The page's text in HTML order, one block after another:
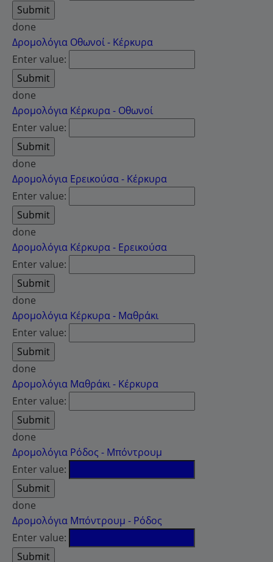
done
Δρομολόγια Οθωνοί - Κέρκυρα
Enter value:
done
Δρομολόγια Κέρκυρα - Οθωνοί
Enter value:
done
Δρομολόγια Ερεικούσα - Κέρκυρα
Enter value:
done
Δρομολόγια Κέρκυρα - Ερεικούσα
Enter value:
done
Δρομολόγια Κέρκυρα - Μαθράκι
Enter value:
done
Δρομολόγια Μαθράκι - Κέρκυρα
Enter value:
done
Δρομολόγια Ρόδος - Μπόντρουμ
Enter value:
done
Δρομολόγια Μπόντρουμ - Ρόδος
Enter value: